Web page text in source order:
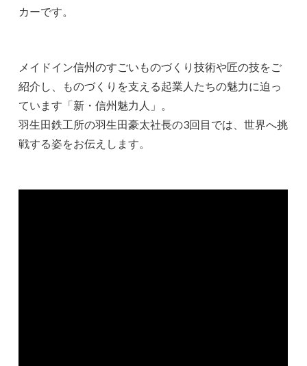
カーです。
メイドイン信州のすごいものづくり技術や匠の技をご
紹介し、ものづくりを支える起業人たちの魅力に迫っ
ています「新・信州魅力人」。
羽生田鉄工所の羽生田豪太社長の3回目では、世界へ挑
戦する姿をお伝えします。